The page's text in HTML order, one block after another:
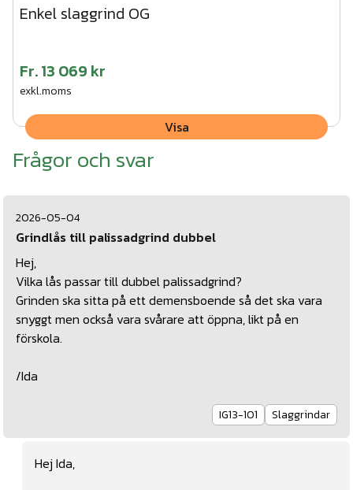
Enkel slaggrind OG
Fr.13 069 kr
exkl.moms
Visa
Frågor och svar
2026-05-04
Grindlås till palissadgrind dubbel
Hej,
Vilka lås passar till dubbel palissadgrind?
Grinden ska sitta på ett demensboende så det ska vara
snyggt men också vara svårare att öppna, likt på en
förskola.
/Ida
IG13-101 Slaggrindar
Hej Ida,